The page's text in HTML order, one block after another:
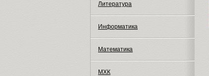
Литература
Информатика
Математика
МХК